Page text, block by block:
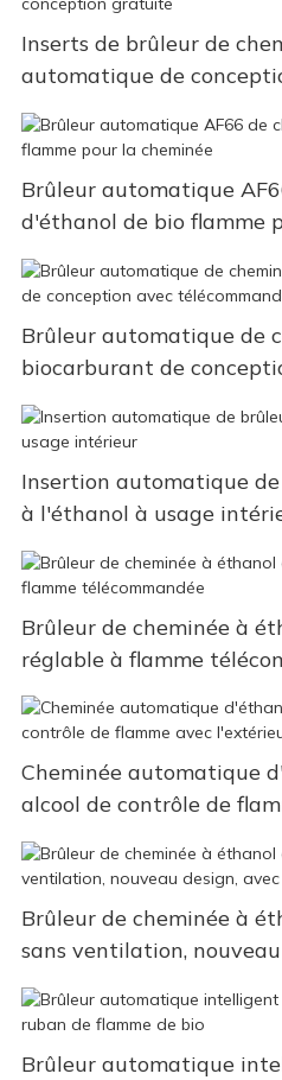
Inserts de brûleur de
automatique de
Brûleur automatique
d'éthanol de bio flamme
Brûleur automatique de
biocarburant de
télécommande
Insertion automatique
à l'éthanol à usage
Brûleur de cheminée à
réglable à flamme
Cheminée automatique
alcool de contrôle de
Brûleur de cheminée à
sans ventilation,
télécommande
Brûleur automatique